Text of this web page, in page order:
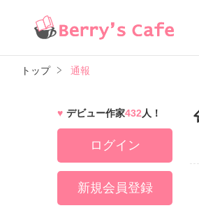
トップ 通報
デビュー作家432 人！
ログイン
新規会員登録